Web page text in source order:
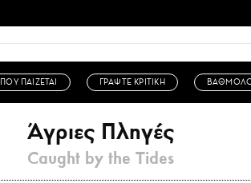
ΠΟΥ ΠΑΙΖΕΤΑΙ ΓΡΑΨΤΕ ΚΡΙΤΙΚΗ
Άγριες Πληγές
Caught by the Tides